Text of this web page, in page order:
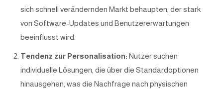
sich schnell verändernden Markt behaupten, der stark
von Software-Updates und Benutzererwartungen
beeinflusst wird.
Tendenz zur Personalisation: Nutzer suchen
individuelle Lösungen, die über die Standardoptionen
hinausgehen, was die Nachfrage nach physischen